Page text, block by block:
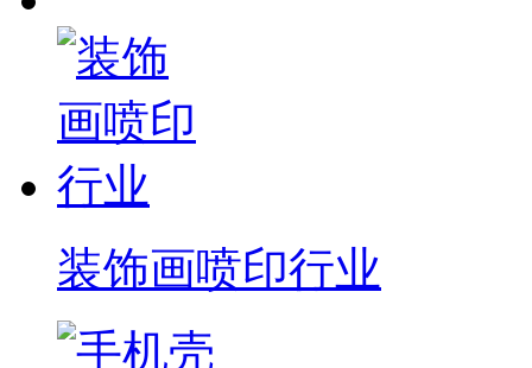
装饰画喷印行业